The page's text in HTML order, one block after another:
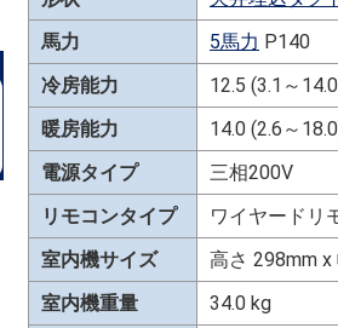
馬力
5馬力 P140
冷房能力
12.5 (3.1～
暖房能力
14.0 (2.6～
電源タイプ
三相200V
リモコンタイプ
ワイヤードリ
室内機サイズ
高さ 298mm
室内機重量
34.0 kg